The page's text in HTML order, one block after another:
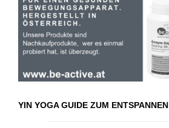
YIN YOGA GUIDE ZUM ENTSPANNEN